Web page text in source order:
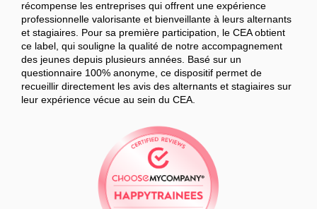
récompense les entreprises qui offrent une expérience
professionnelle valorisante et bienveillante à leurs alternants
et stagiaires. Pour sa première participation, le CEA obtient
ce label, qui souligne la qualité de notre accompagnement
des jeunes depuis plusieurs années. Basé sur un
questionnaire 100% anonyme, ce dispositif permet de
recueillir directement les avis des alternants et stagiaires sur
leur expérience vécue au sein du CEA.